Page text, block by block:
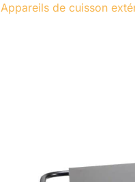
Appareils de cuisson